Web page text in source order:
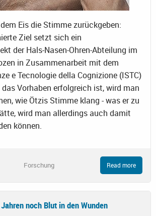
Eis die Stimme zurückgeben:
Ziel setzt sich ein
der Hals-Nasen-Ohren-Abteilung im
in Zusammenarbeit mit dem
e Tecnologie della Cognizione (ISTC)
das Vorhaben erfolgreich ist, wird man
wie Ötzis Stimme klang - was er zu
wird man allerdings auch damit
können.
Forschung Read more
noch Blut in den Wunden